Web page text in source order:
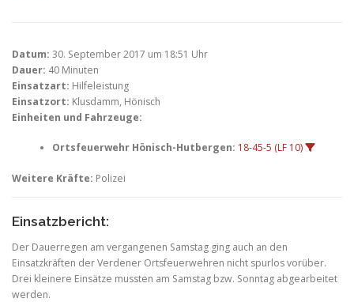
KINDER-/JUGENDFEUERWEHR
Datum: 30. September 2017 um 18:51 Uhr
Dauer: 40 Minuten
Einsatzart: Hilfeleistung
Einsatzort: Klusdamm, Hönisch
Einheiten und Fahrzeuge:
Ortsfeuerwehr Hönisch-Hutbergen: 18-45-5 (LF 10)
Weitere Kräfte: Polizei
Einsatzbericht:
Der Dauerregen am vergangenen Samstag ging auch an den
Einsatzkräften der Verdener Ortsfeuerwehren nicht spurlos vorüber.
Drei kleinere Einsätze mussten am Samstag bzw. Sonntag abgearbeitet
werden.